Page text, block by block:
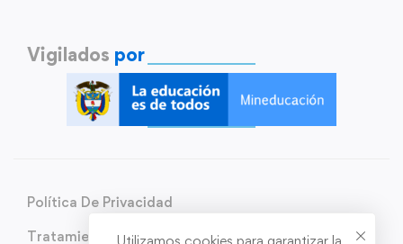
Vigilados por
Política De Privacidad
Tratamiento de Datos Personales